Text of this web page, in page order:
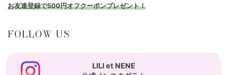
お友達登録で500円オフクーポンプレゼント！
FOLLOW US
LILI et NENE